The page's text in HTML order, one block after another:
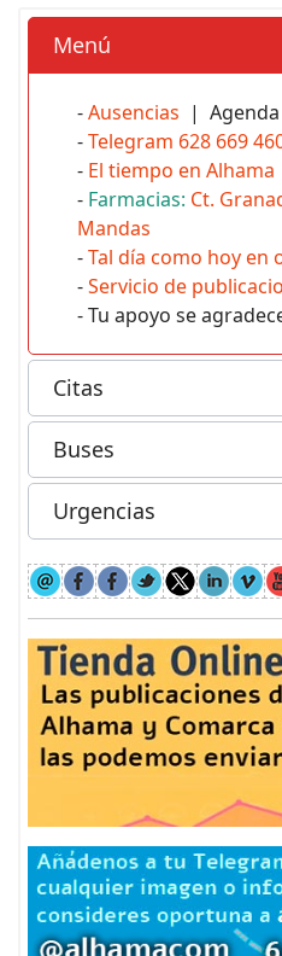
Menú
-Ausencias |
-Telegram 628 669
- El tiempo en Alhama
- Farmacias: Ct.
Mandas
-Tal día como hoy en
-Servicio de
- Tu apoyo se
Citas
Buses
Urgencias